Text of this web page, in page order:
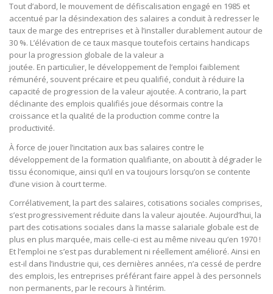
Tout d’abord, le mouvement de défiscalisation engagé en 1985 et
accentué par la désindexation des salaires a conduit à redresser le
taux de marge des entreprises et à l’installer durablement autour de
30 %. L’élévation de ce taux masque toutefois certains handicaps
pour la progression globale de la valeur a
joutée. En particulier, le développement de l’emploi faiblement
rémunéré, souvent précaire et peu qualifié, conduit à réduire la
capacité de progression de la valeur ajoutée. A contrario, la part
déclinante des emplois qualifiés joue désormais contre la
croissance et la qualité de la production comme contre la
productivité.
À force de jouer l’incitation aux bas salaires contre le
développement de la formation qualifiante, on aboutit à dégrader le
tissu économique, ainsi qu’il en va toujours lorsqu’on se contente
d’une vision à court terme.
Corrélativement, la part des salaires, cotisations sociales comprises,
s’est progressivement réduite dans la valeur ajoutée. Aujourd’hui, la
part des cotisations sociales dans la masse salariale globale est de
plus en plus marquée, mais celle-ci est au même niveau qu’en 1970 !
Et l’emploi ne s’est pas durablement ni réellement amélioré. Ainsi en
est-il dans l’industrie qui, ces dernières années, n’a cessé de perdre
des emplois, les entreprises préférant faire appel à des personnels
non permanents, par le recours à l’intérim.